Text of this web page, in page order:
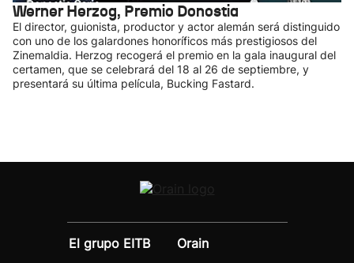
Werner Herzog, Premio Donostia
El director, guionista, productor y actor alemán será distinguido
con uno de los galardones honoríficos más prestigiosos del
Zinemaldia. Herzog recogerá el premio en la gala inaugural del
certamen, que se celebrará del 18 al 26 de septiembre, y
presentará su última película, Bucking Fastard.
El grupo EITB
Orain